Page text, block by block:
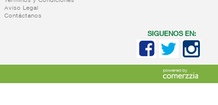
Aviso Legal
Contáctanos
SIGUENOS EN: